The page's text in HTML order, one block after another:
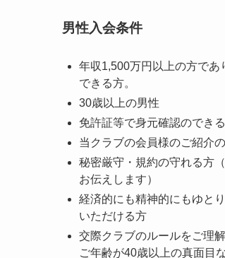
男性入会条件
年収1,500万円以上の方であ
できる方。
30歳以上の男性
免許証等で身元確認のでき
当クラブの会員様のご紹介
秘密厳守・規約の守れる方
お伝えします）
経済的にも精神的にもゆと
いただける方
交際クラブのルールをご理
ご年齢が40歳以上の真面目